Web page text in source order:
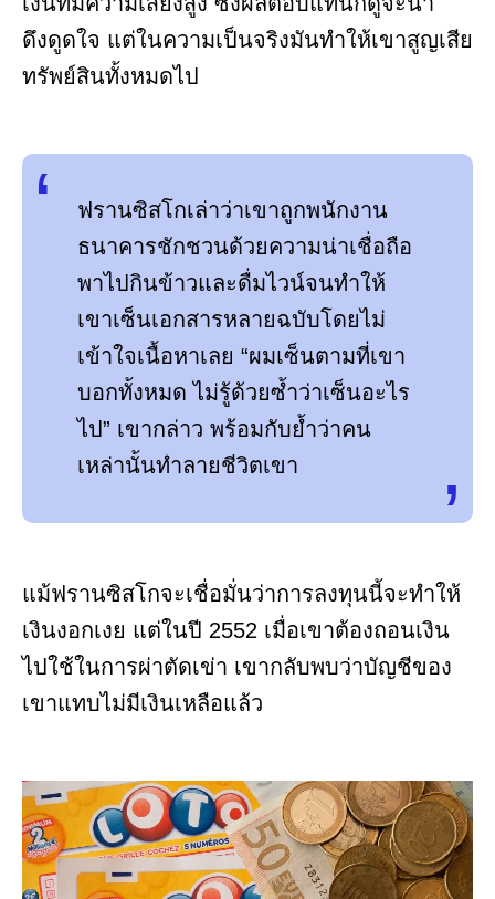
ดึงดูดใจ แต่ในความเป็นจริงมันทำให้เขาสูญเสีย
ทรัพย์สินทั้งหมดไป
ฟรานซิสโกเล่าว่าเขาถูกพนักงาน
ธนาคารชักชวนด้วยความน่าเชื่อถือ
พาไปกินข้าวและดื่มไวน์จนทำให้
เขาเซ็นเอกสารหลายฉบับโดยไม่
เข้าใจเนื้อหาเลย “ผมเซ็นตามที่เขา
บอกทั้งหมด ไม่รู้ด้วยซ้ำว่าเซ็นอะไร
ไป” เขากล่าว พร้อมกับย้ำว่าคน
เหล่านั้นทำลายชีวิตเขา
แม้ฟรานซิสโกจะเชื่อมั่นว่าการลงทุนนี้จะทำให้
เงินงอกเงย แต่ในปี 2552 เมื่อเขาต้องถอนเงิน
ไปใช้ในการผ่าตัดเข่า เขากลับพบว่าบัญชีของ
เขาแทบไม่มีเงินเหลือแล้ว